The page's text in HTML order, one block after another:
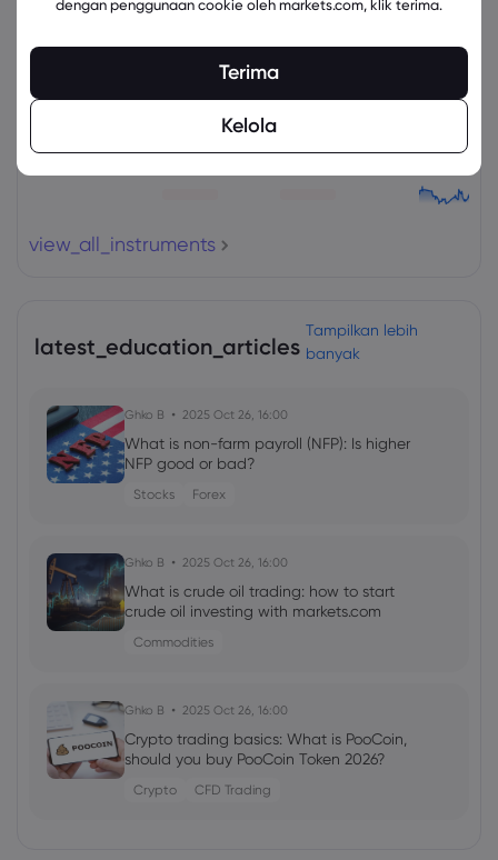
view_all_instruments
latest_education_articles
Tampilkan lebih
banyak
Ghko B 2025 Oct 26, 16:00
What is non-farm payroll (NFP): Is higher
NFP good or bad?
Stocks Forex
Ghko B 2025 Oct 26, 16:00
What is crude oil trading: how to start
crude oil investing with markets.com
Commodities
Ghko B 2025 Oct 26, 16:00
Crypto trading basics: What is PooCoin,
should you buy PooCoin Token 2026?
Crypto CFD Trading
dengan penggunaan cookie oleh markets.com, klik terima.
Terima
Kelola